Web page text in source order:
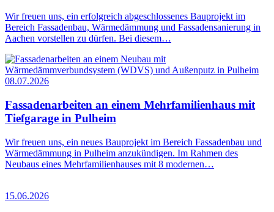
Wir freuen uns, ein erfolgreich abgeschlossenes Bauprojekt im
Bereich Fassadenbau, Wärmedämmung und Fassadensanierung in
Aachen vorstellen zu dürfen. Bei diesem…
08.07.2026
Fassadenarbeiten an einem Mehrfamilienhaus mit
Tiefgarage in Pulheim
Wir freuen uns, ein neues Bauprojekt im Bereich Fassadenbau und
Wärmedämmung in Pulheim anzukündigen. Im Rahmen des
Neubaus eines Mehrfamilienhauses mit 8 modernen…
15.06.2026